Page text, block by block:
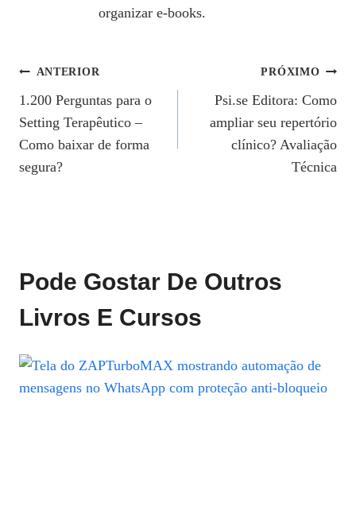
organizar e-books.
Navegação
De
Post
ANTERIOR
1.200 Perguntas para o
Setting Terapêutico –
Como baixar de forma
segura?
PRÓXIMO
Psi.se Editora: Como
ampliar seu repertório
clínico? Avaliação
Técnica
Pode Gostar De Outros
Livros E Cursos